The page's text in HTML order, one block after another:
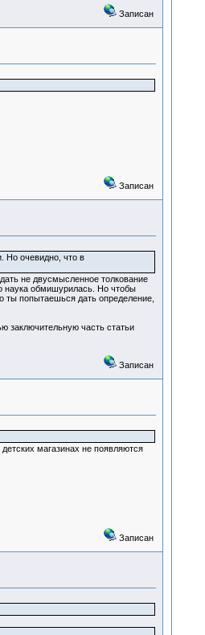
Записан
Записан
Но очевидно, что в
не двусмысленное толкование
наука обмишурилась. Но чтобы
ты попытаешься дать определение,
заключительную часть статьи
Записан
магазинах не появляются
Записан